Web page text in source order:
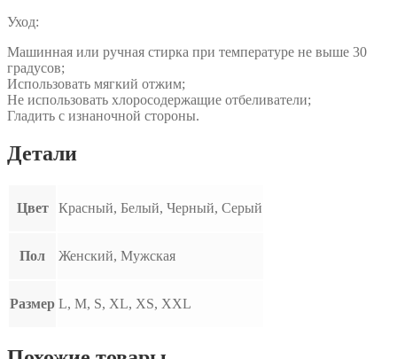
Уход:
Машинная или ручная стирка при температуре не выше 30
градусов;
Использовать мягкий отжим;
Не использовать хлоросодержащие отбеливатели;
Гладить с изнаночной стороны.
Детали
Цвет Красный, Белый, Черный, Серый
Пол Женский, Мужская
Размер L, M, S, XL, XS, XXL